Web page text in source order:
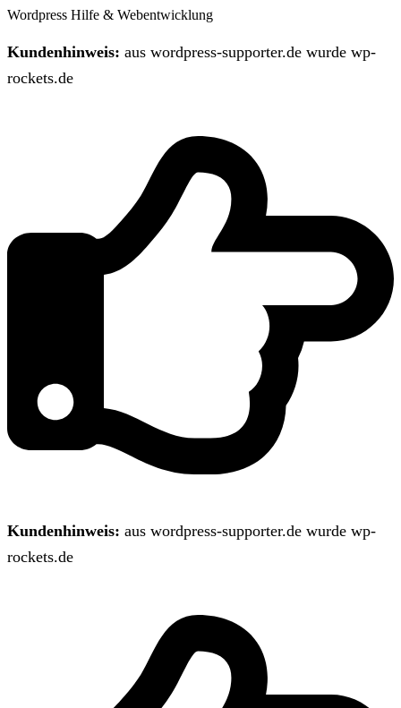
Wordpress Hilfe & Webentwicklung
Kundenhinweis: aus wordpress-supporter.de wurde wp-
rockets.de
Kundenhinweis: aus wordpress-supporter.de wurde wp-
rockets.de